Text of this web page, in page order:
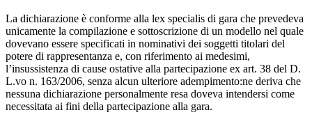
La dichiarazione è conforme alla lex specialis di gara che prevedeva
unicamente la compilazione e sottoscrizione di un modello nel quale
dovevano essere specificati in nominativi dei soggetti titolari del
potere di rappresentanza e, con riferimento ai medesimi,
l’insussistenza di cause ostative alla partecipazione ex art. 38 del D.
L.vo n. 163/2006, senza alcun ulteriore adempimento:ne deriva che
nessuna dichiarazione personalmente resa doveva intendersi come
necessitata ai fini della partecipazione alla gara.